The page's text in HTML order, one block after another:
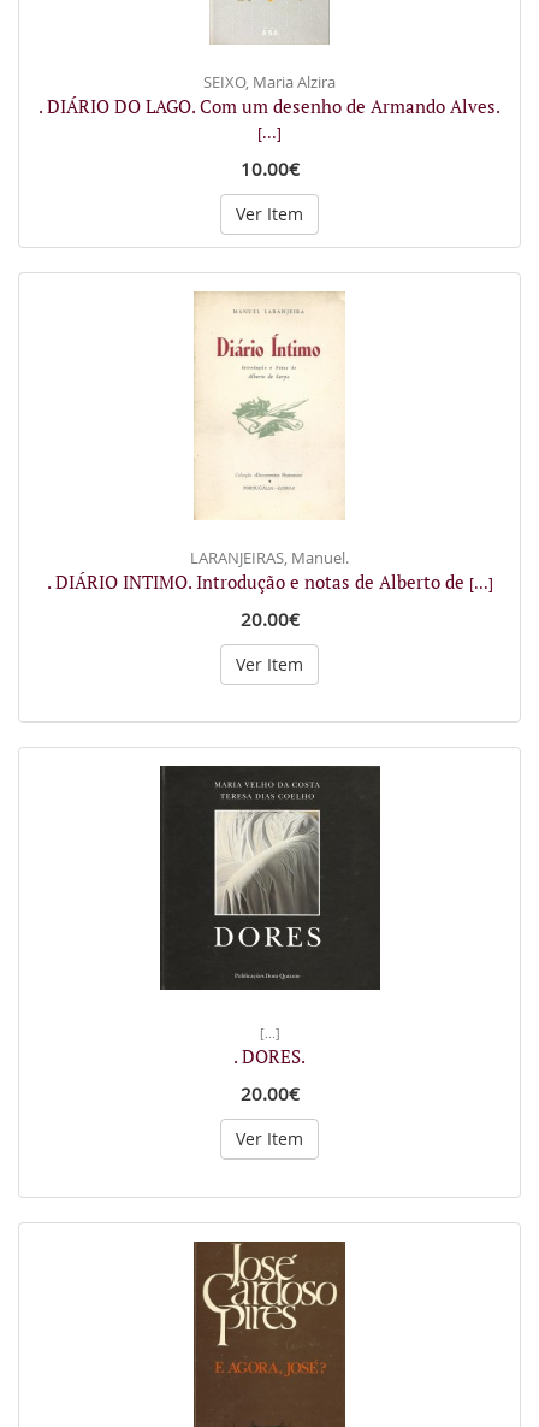
SEIXO, Maria Alzira
. DIÁRIO DO LAGO. Com um desenho de Armando Alves.
[...]
10.00€
Ver Item
LARANJEIRAS, Manuel.
. DIÁRIO INTIMO. Introdução e notas de Alberto de [...]
20.00€
Ver Item
[...]
. DORES.
20.00€
Ver Item